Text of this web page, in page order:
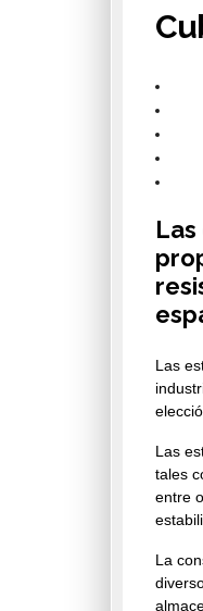
Las
Las
tales
entre
La